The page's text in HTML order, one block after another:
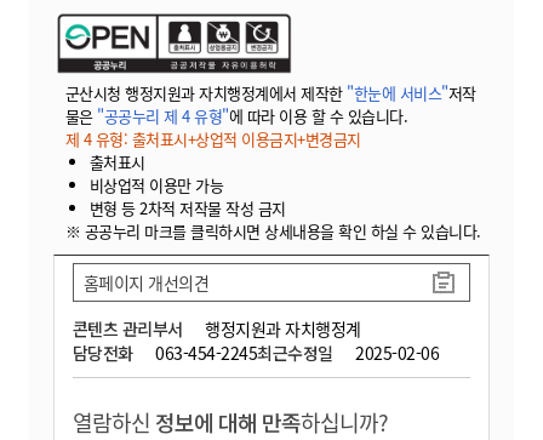
군산시청 행정지원과 자치행정계에서 제작한 "한눈에 서비스"저작
물은 "공공누리 제 4 유형"에 따라 이용 할 수 있습니다.
제 4 유형: 출처표시+상업적 이용금지+변경금지
출처표시
비상업적 이용만 가능
변형 등 2차적 저작물 작성 금지
※ 공공누리 마크를 클릭하시면 상세내용을 확인 하실 수 있습니다.
콘텐츠 관리부서
행정지원과 자치행정계
담당전화
063-454-2245최근수정일 2025-02-06
홈페이지 개선의견
열람하신 정보에 대해 만족하십니까?